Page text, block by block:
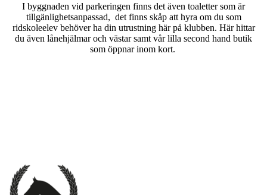
I byggnaden vid parkeringen finns det även toaletter som är
tillgänlighetsanpassad, det finns skåp att hyra om du som
ridskoleelev behöver ha din utrustning här på klubben. Här hittar
du även lånehjälmar och västar samt vår lilla second hand butik
som öppnar inom kort.